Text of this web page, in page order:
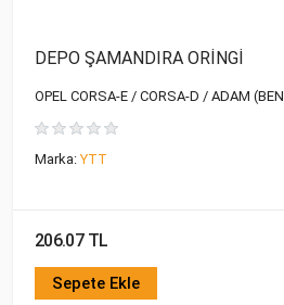
DEPO ŞAMANDIRA ORİNGİ
OPEL CORSA-E / CORSA-D / ADAM
Marka:YTT
206.07 TL
Sepete Ekle